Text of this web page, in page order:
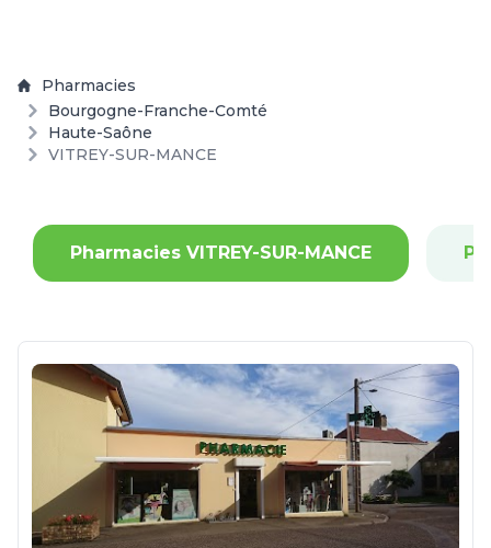
Pharmacies
Bourgogne-Franche-Comté
Haute-Saône
VITREY-SUR-MANCE
Pharmacies VITREY-SUR-MANCE